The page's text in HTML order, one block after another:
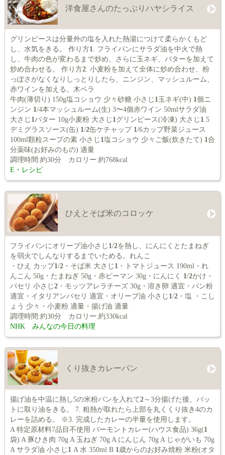
洋食屋さんのたっぷりハヤシライス
グリンピースは分量外の塩を入れた熱湯につけて柔らかくもど
し、水気をきる。 作り方1
. フライパンにサラダ油を中火で熱
し、牛肉の色が変わるまで炒め、さらに玉ネギ、バターを加えて
炒め合わせる。 作り方2. 小麦粉を加えて全体に炒め合わせ、粉
っぽさがなくなりしっとりしたら、ニンジン、マッシュルーム、
赤ワインを加える。木ベラ
牛肉(薄切り) 150g塩コショウ 少々砂糖 小さじ 1 玉ネギ(中) 1 個ニ
ンジン 1 /4本マッシュルーム(生) 3〜4個赤ワイン 50mlサラダ油
大さじ 1 バター 10g小麦粉 大さじ 1 グリンピース(冷凍) 大さじ 1 .5
デミグラスソース(缶) 1 /2缶ケチャップ 1 /6カップ野菜ジュース
100ml顆粒スープの素 小さじ 1 塩コショウ 少々ご飯(炊きたて) 1 合
分薬味(お好みのもの) 適量
調理時間:約30分 カロリー:約768kcal
E・レシピ
ひえとそば米のコロッケ
フライパンにオリーブ油小さじ 1 /2を熱し、にんにくとたまねぎ
を弱火でしんなりするまでいためる。れんこ
・ひえ カップ1 /2・そば米 大さじ 1
・トマトジュース 190ml・れ
んこん 50g・たまねぎ 50g・赤ピーマン 30g・にんにく 1 /2かけ・
パセリ 小さじ2・モッツアレラチーズ 30g・溶き卵 適宜・パン粉
適宜・イタリアンパセリ 適宜・オリーブ油 小さじ 1 /2・塩 ・こし
ょう 少々・小麦粉 適量・揚げ油 適量
調理時間:約30分 カロリー:約330kcal
NHK みんなの今日の料理
くり抜きカレーパン
揚げ油を中温に熱し5の米粉パンを入れて2～3分揚げた後、バッ
トに取り油をきる。 7. 粗熱が取れたら上部を丸くくり抜き4のカ
レーを詰める。 ※3. 完成したカレーの半量を使用します。
A 特定原材料7品目不使用 バーモントカレー(ハウス食品) 36g(1
袋) A 豚ひき肉 70g A 玉ねぎ 70g A にんじん 70g A じゃがいも 70g
A サラダ油 小さじ 1 A 水 350ml B 1 歳からのお好み焼粉 米粉(オタ